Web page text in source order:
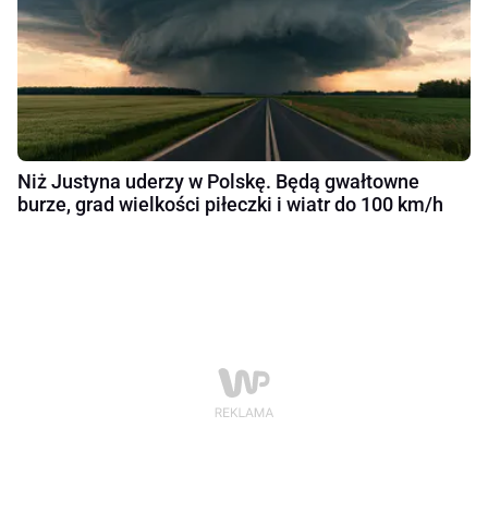
Niż Justyna uderzy w Polskę. Będą gwałtowne
burze, grad wielkości piłeczki i wiatr do 100 km/h